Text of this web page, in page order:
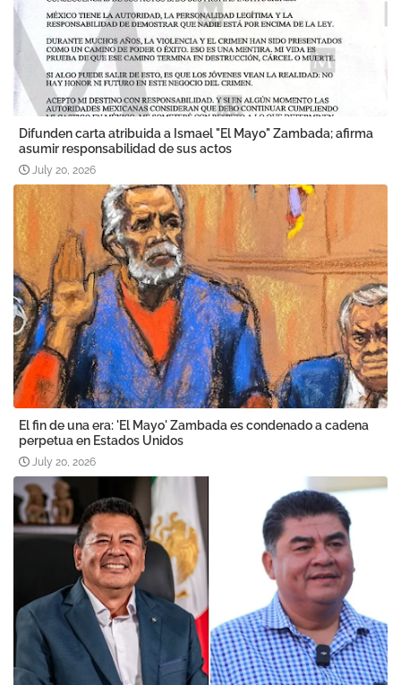
Difunden carta atribuida a Ismael "El Mayo" Zambada; afirma
asumir responsabilidad de sus actos
July 20, 2026
El fin de una era: 'El Mayo' Zambada es condenado a cadena
perpetua en Estados Unidos
July 20, 2026